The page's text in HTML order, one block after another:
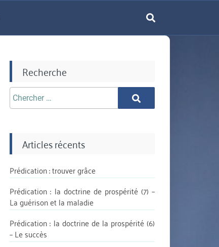
Recherche
Chercher
aprè:
Chercher
Articles récents
Prédication : trouver grâce
Prédication : la doctrine de prospérité (7) –
La guérison et la maladie
Prédication : la doctrine de la prospérité (6)
– Le succès